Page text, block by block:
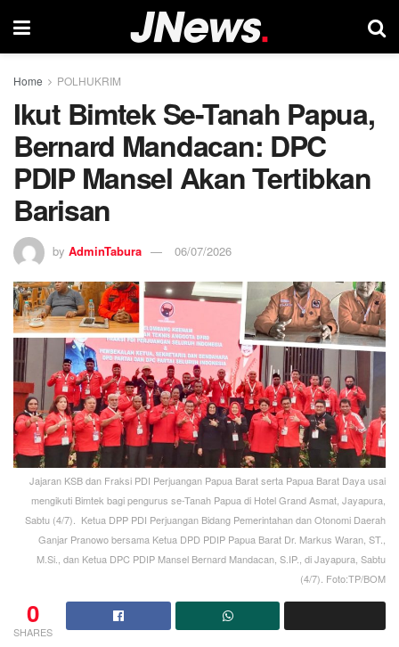
Home POLHUKRIM
Ikut Bimtek Se-Tanah Papua,
Bernard Mandacan: DPC
PDIP Mansel Akan Tertibkan
Barisan
by AdminTabura 06/07/2026
Jajaran KSB dan Fraksi PDI Perjuangan Papua Barat serta Papua Barat Daya usai
mengikuti Bimtek bagi pengurus se-Tanah Papua di Hotel Grand Asmat, Jayapura,
Sabtu (4/7). Ketua DPP PDI Perjuangan Bidang Pemerintahan dan Otonomi Daerah
Ganjar Pranowo bersama Ketua DPD PDIP Papua Barat Dr. Markus Waran, ST.,
M.Si., dan Ketua DPC PDIP Mansel Bernard Mandacan, S.IP., di Jayapura, Sabtu
(4/7). Foto:TP/BOM
0
SHARES